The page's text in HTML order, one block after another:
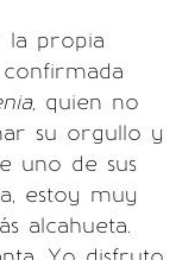
propia
, quien no
su orgullo y
uno de sus
estoy muy
alcahueta.